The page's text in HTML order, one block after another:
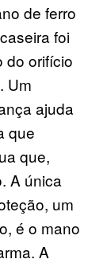
de ferro
foi
do orifício
Um
ajuda
que
que,
A única
um
é o mano
A